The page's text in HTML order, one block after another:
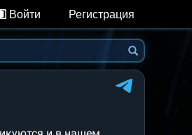
Войти Регистрация